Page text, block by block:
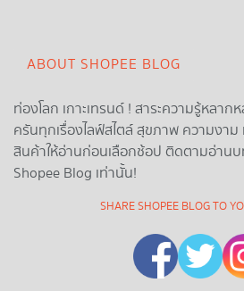
ABOUT SHOPEE BLOG
ท่องโลก เกาะเทรนด์ ! สาระความรู้หลา
ครันทุกเรื่องไลฟ์สไตล์ สุขภาพ ความงา
สินค้าให้อ่านก่อนเลือกช้อป ติดตามอ่านบ
Shopee Blog เท่านั้น!
SHARE SHOPEE BLOG TO